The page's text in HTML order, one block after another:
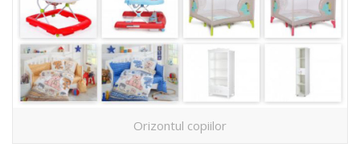
Orizontul copiilor